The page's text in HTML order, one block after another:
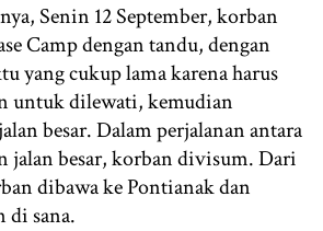
Senin 12 September, korban
Camp dengan tandu, dengan
yang cukup lama karena harus
untuk dilewati, kemudian
besar. Dalam perjalanan antara
jalan besar, korban divisum. Dari
dibawa ke Pontianak dan
di sana.